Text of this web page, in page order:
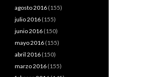
agosto 2016 (155)
julio 2016 (155)
junio 2016 (150)
mayo 2016 (155)
abril 2016 (150)
marzo 2016 (155)